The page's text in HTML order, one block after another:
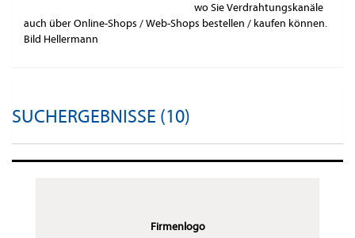
wo Sie Verdrahtungskanäle
auch über Online-Shops / Web-Shops bestellen / kaufen können.
Bild Hellermann
SUCHERGEBNISSE (10)
Firmenlogo